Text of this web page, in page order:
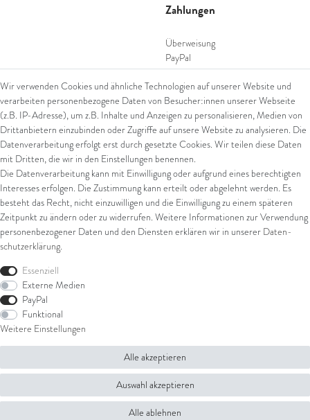
Zahlungen
Überweisung
PayPal
SEPA Lastschrift
giropay
Kreditkarte
Versand
UPS
FedEx
© Copyright 2026 Juwelier Steiger | Alle Rechte vorbehalten.
Wir verwenden Cookies und ähnliche Technologien auf unserer Website und
verarbeiten personenbezogene Daten von Besucher:innen unserer Webseite
(z.B. IP-Adresse), um z.B. Inhalte und Anzeigen zu personalisieren, Medien von
Drittanbietern einzubinden oder Zugriffe auf unsere Website zu analysieren. Die
Datenverarbeitung erfolgt erst durch gesetzte Cookies. Wir teilen diese Daten
mit Dritten, die wir in den Einstellungen benennen.
Die Datenverarbeitung kann mit Einwilligung oder aufgrund eines berechtigten
Interesses erfolgen. Die Zustimmung kann erteilt oder abgelehnt werden. Es
besteht das Recht, nicht einzuwilligen und die Einwilligung zu einem späteren
Zeitpunkt zu ändern oder zu widerrufen. Weitere Informationen zur Verwendung
personenbezogener Daten und den Diensten erklären wir in unserer Daten­
schutz­erklärung.
Essenziell
Externe Medien
PayPal
Funktional
Weitere Einstellungen
Alle akzeptieren
Auswahl akzeptieren
Alle ablehnen